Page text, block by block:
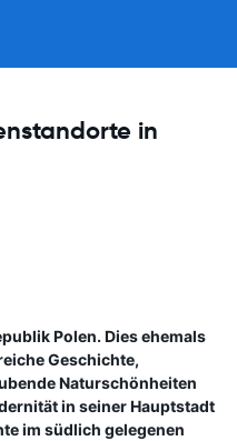
in
Polen. Dies ehemals
Geschichte,
Naturschönheiten
in seiner Hauptstadt
im südlich gelegenen